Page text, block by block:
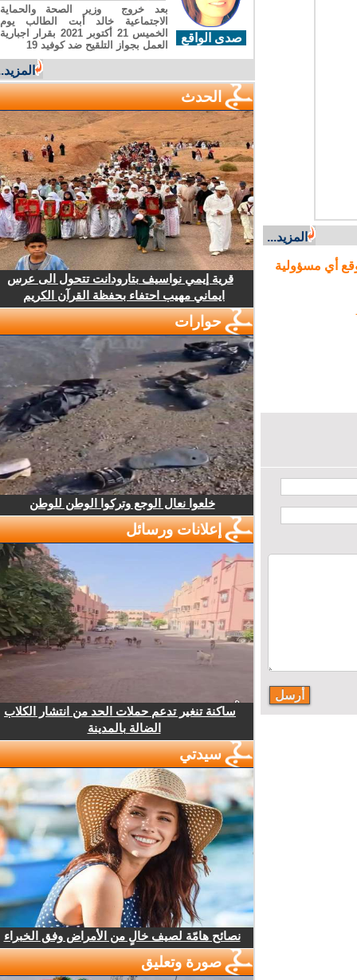
المزيد...
أي مسؤولية
صدى الواقع
بعد خروج وزير الصحة والحماية
الاجتماعية خالد أبت الطالب يوم
الخميس 21 أكتوبر 2021 بقرار اجبارية
العمل بجواز التلقيح ضد كوفيد 19
المزيد...
الحدث
قرية إيمي نواسيف بتارودانت تتحول الى عرس
ايماني مهيب احتفاء بحفظة القرآن الكريم
حوارات
خلعوا نعال الوجع وتركوا الوطن للوطن
إعلانات ورسائل
ساكنة تنغير تدعم حملات الحد من انتشار الكلاب
الضالة بالمدينة
سيدتي
نصائح هامّة لصيف خالٍ من الأمراض وفق الخبراء
صورة وتعليق